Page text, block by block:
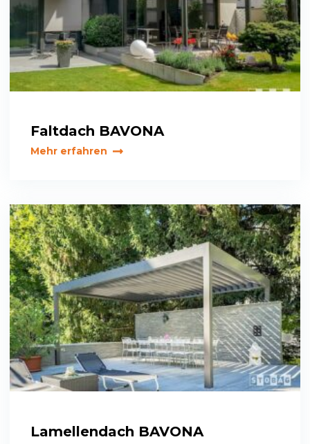
Faltdach BAVONA
Mehr erfahren
Lamellendach BAVONA